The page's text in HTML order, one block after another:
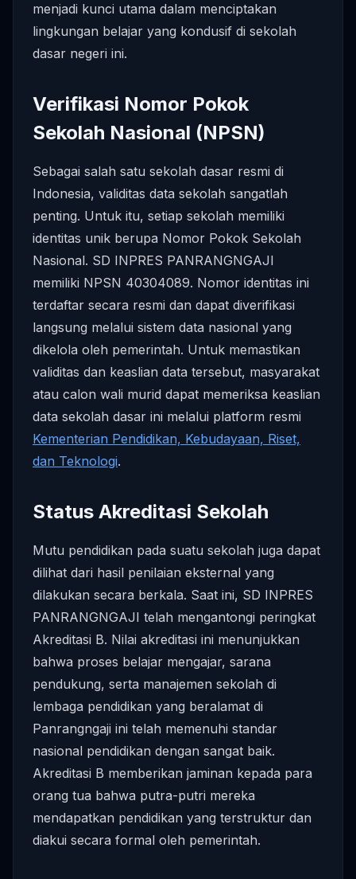
menjadi kunci utama dalam menciptakan
lingkungan belajar yang kondusif di sekolah
dasar negeri ini.
Verifikasi Nomor Pokok
Sekolah Nasional (NPSN)
Sebagai salah satu sekolah dasar resmi di
Indonesia, validitas data sekolah sangatlah
penting. Untuk itu, setiap sekolah memiliki
identitas unik berupa Nomor Pokok Sekolah
Nasional. SD INPRES PANRANGNGAJI
memiliki NPSN 40304089. Nomor identitas ini
terdaftar secara resmi dan dapat diverifikasi
langsung melalui sistem data nasional yang
dikelola oleh pemerintah. Untuk memastikan
validitas dan keaslian data tersebut, masyarakat
atau calon wali murid dapat memeriksa keaslian
data sekolah dasar ini melalui platform resmi
Kementerian Pendidikan, Kebudayaan, Riset,
dan Teknologi.
Status Akreditasi Sekolah
Mutu pendidikan pada suatu sekolah juga dapat
dilihat dari hasil penilaian eksternal yang
dilakukan secara berkala. Saat ini, SD INPRES
PANRANGNGAJI telah mengantongi peringkat
Akreditasi B. Nilai akreditasi ini menunjukkan
bahwa proses belajar mengajar, sarana
pendukung, serta manajemen sekolah di
lembaga pendidikan yang beralamat di
Panrangngaji ini telah memenuhi standar
nasional pendidikan dengan sangat baik.
Akreditasi B memberikan jaminan kepada para
orang tua bahwa putra-putri mereka
mendapatkan pendidikan yang terstruktur dan
diakui secara formal oleh pemerintah.